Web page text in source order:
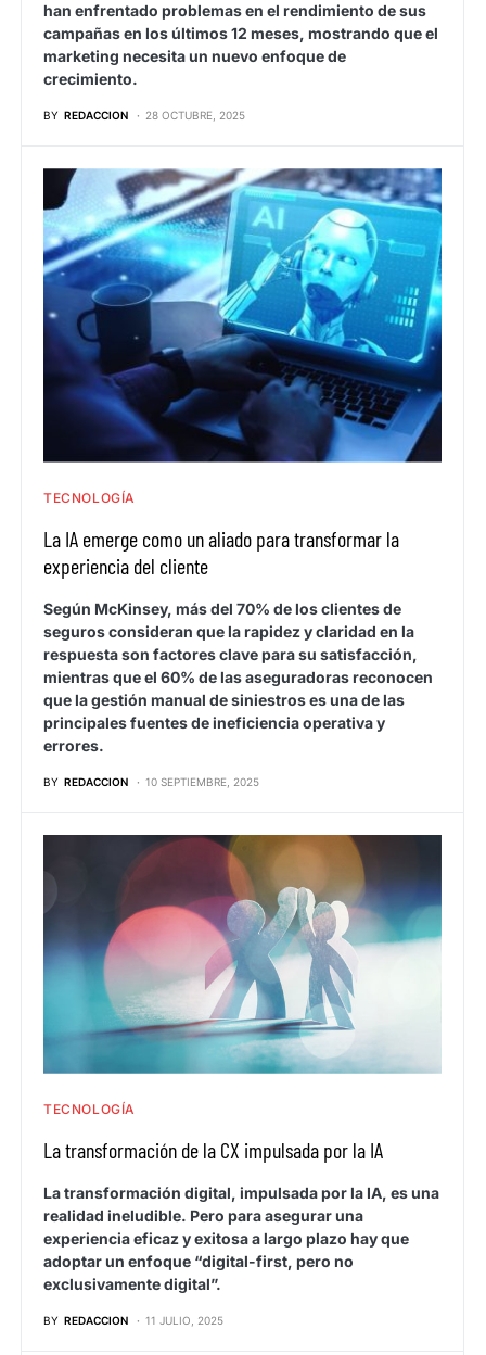
han enfrentado problemas en el rendimiento de sus
campañas en los últimos 12 meses, mostrando que el
marketing necesita un nuevo enfoque de
crecimiento.
BY REDACCION 28 OCTUBRE, 2025
TECNOLOGÍA
La IA emerge como un aliado para transformar la
experiencia del cliente
Según McKinsey, más del 70% de los clientes de
seguros consideran que la rapidez y claridad en la
respuesta son factores clave para su satisfacción,
mientras que el 60% de las aseguradoras reconocen
que la gestión manual de siniestros es una de las
principales fuentes de ineficiencia operativa y
errores.
BY REDACCION 10 SEPTIEMBRE, 2025
TECNOLOGÍA
La transformación de la CX impulsada por la IA
La transformación digital, impulsada por la IA, es una
realidad ineludible. Pero para asegurar una
experiencia eficaz y exitosa a largo plazo hay que
adoptar un enfoque “digital-first, pero no
exclusivamente digital”.
BY REDACCION 11 JULIO, 2025